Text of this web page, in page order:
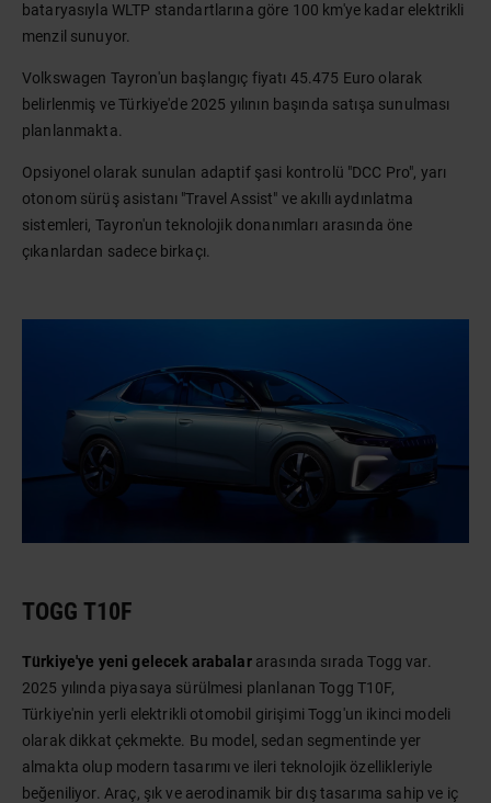
bataryasıyla WLTP standartlarına göre 100 km'ye kadar elektrikli
menzil sunuyor.
Volkswagen Tayron'un başlangıç fiyatı 45.475 Euro olarak
belirlenmiş ve Türkiye'de 2025 yılının başında satışa sunulması
planlanmakta.
Opsiyonel olarak sunulan adaptif şasi kontrolü "DCC Pro", yarı
otonom sürüş asistanı "Travel Assist" ve akıllı aydınlatma
sistemleri, Tayron'un teknolojik donanımları arasında öne
çıkanlardan sadece birkaçı.
TOGG T10F
Türkiye'ye yeni gelecek arabalararasında sırada Togg var.
2025 yılında piyasaya sürülmesi planlanan Togg T10F,
Türkiye'nin yerli elektrikli otomobil girişimi Togg'un ikinci modeli
olarak dikkat çekmekte. Bu model, sedan segmentinde yer
almakta olup modern tasarımı ve ileri teknolojik özellikleriyle
beğeniliyor. Araç, şık ve aerodinamik bir dış tasarıma sahip ve iç